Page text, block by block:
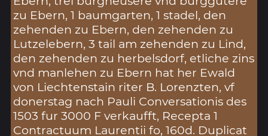
zu Ebern, 1 baumgarten, 1 stadel, den
zehenden zu Ebern, den zehenden zu
Lutzelebern, 3 tail am zehenden zu Lind,
den zehenden zu herbelsdorf, etliche zins
vnd manlehen zu Ebern hat her Ewald
von Liechtenstain riter B. Lorenzten, vf
donerstag nach Pauli Conversationis des
1503 fur 3000 F verkaufft, Recepta 1
Contractuum Laurentii fo, 160d. Duplicat